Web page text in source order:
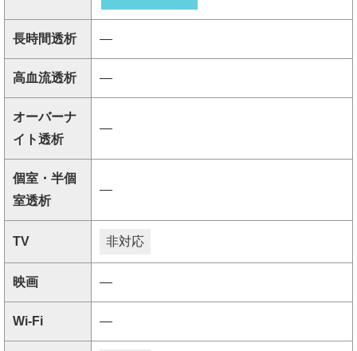
長時間透析 ―
高血流透析 ―
オーバーナ
イト透析
―
個室・半個
室透析
―
TV 非対応
映画 ―
Wi-Fi ―